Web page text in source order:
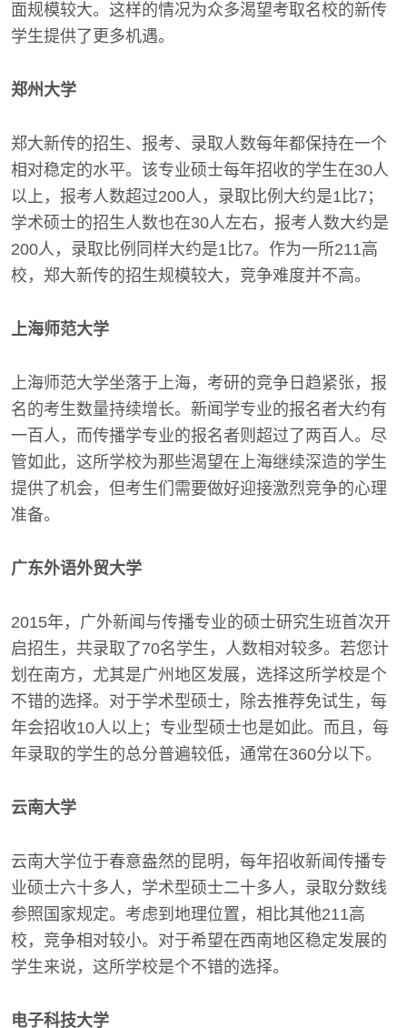
面规模较大。这样的情况为众多渴望考取名校的新传
学生提供了更多机遇。
郑州大学
郑大新传的招生、报考、录取人数每年都保持在一个
相对稳定的水平。该专业硕士每年招收的学生在30人
以上，报考人数超过200人，录取比例大约是1比7；
学术硕士的招生人数也在30人左右，报考人数大约是
200人，录取比例同样大约是1比7。作为一所211高
校，郑大新传的招生规模较大，竞争难度并不高。
上海师范大学
上海师范大学坐落于上海，考研的竞争日趋紧张，报
名的考生数量持续增长。新闻学专业的报名者大约有
一百人，而传播学专业的报名者则超过了两百人。尽
管如此，这所学校为那些渴望在上海继续深造的学生
提供了机会，但考生们需要做好迎接激烈竞争的心理
准备。
广东外语外贸大学
2015年，广外新闻与传播专业的硕士研究生班首次开
启招生，共录取了70名学生，人数相对较多。若您计
划在南方，尤其是广州地区发展，选择这所学校是个
不错的选择。对于学术型硕士，除去推荐免试生，每
年会招收10人以上；专业型硕士也是如此。而且，每
年录取的学生的总分普遍较低，通常在360分以下。
云南大学
云南大学位于春意盎然的昆明，每年招收新闻传播专
业硕士六十多人，学术型硕士二十多人，录取分数线
参照国家规定。考虑到地理位置，相比其他211高
校，竞争相对较小。对于希望在西南地区稳定发展的
学生来说，这所学校是个不错的选择。
电子科技大学